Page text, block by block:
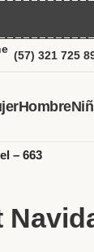
(57) 321 725
Hombre
– 663